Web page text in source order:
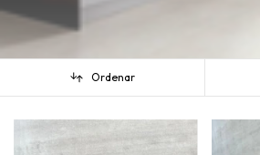
Ordenar